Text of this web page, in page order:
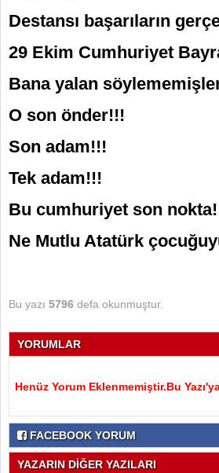
Destansı başarıların
29 Ekim Cumhuriyet
Bana yalan
O son önder!!!
Son adam!!!
Tek adam!!!
Bu cumhuriyet son
Ne Mutlu Atatürk
Bu yazı 5796 defa okunmuştur.
YORUMLAR
Henüz Yorum Eklenmemiştir.Bu
FACEBOOK YORUM
YAZARIN DİĞER YAZILARI